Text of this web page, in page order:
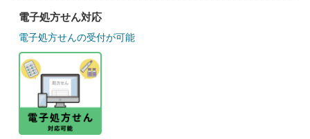
電子処方せん対応
電子処方せんの受付が可能